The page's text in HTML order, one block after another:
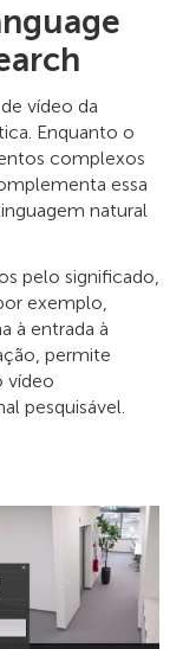
vídeo da
Enquanto o
complexos
essa
natural
pelo significado,
exemplo,
à entrada à
permite
vídeo
pesquisável.